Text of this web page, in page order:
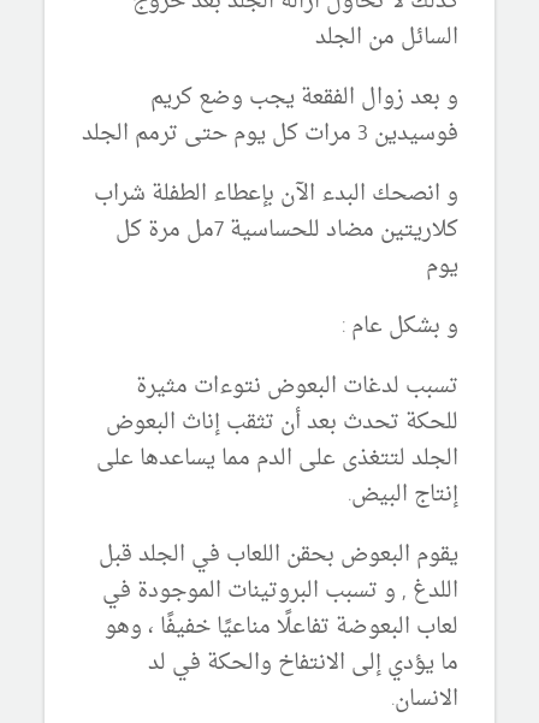
السائل من الجلد
و بعد زوال الفقعة يجب وضع كريم
فوسيدين 3 مرات كل يوم حتى ترمم الجلد
و انصحك البدء الآن بإعطاء الطفلة شراب
كلاريتين مضاد للحساسية 7مل مرة كل
يوم
و بشكل عام :
تسبب لدغات البعوض نتوءات مثيرة
للحكة تحدث بعد أن تثقب إناث البعوض
الجلد لتتغذى على الدم مما يساعدها على
إنتاج البيض.
يقوم البعوض بحقن اللعاب في الجلد قبل
اللدغ , و تسبب البروتينات الموجودة في
لعاب البعوضة تفاعلًا مناعيًا خفيفًا ، وهو
ما يؤدي إلى الانتفاخ والحكة في لد
الانسان.